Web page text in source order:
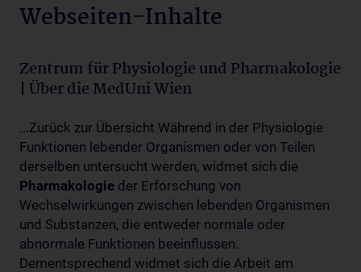
Webseiten-Inhalte
Zentrum für Physiologie und Pharmakologie
| Über die MedUni Wien
...Zurück zur Übersicht Während in der Physiologie
Funktionen lebender Organismen oder von Teilen
derselben untersucht werden, widmet sich die
Pharmakologie der Erforschung von
Wechselwirkungen zwischen lebenden Organismen
und Substanzen, die entweder normale oder
abnormale Funktionen beeinflussen.
Dementsprechend widmet sich die Arbeit am